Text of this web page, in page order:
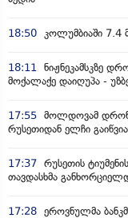
18:50 კოლუმბიაში 7.4
18:11 ნიჟნეკამსკზე
მოქალაქე დაიღუპა -
17:55 მოლდოვამ
რუსეთიდან ელჩი გაიწვია
17:37 რუსეთის
თავდასხმა
17:28 ეროვნულმა